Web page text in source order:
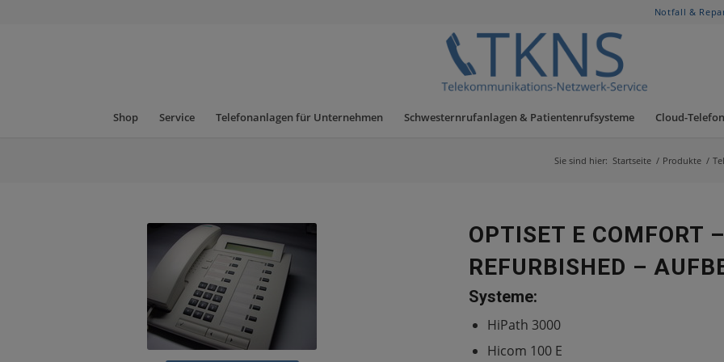
Notfall &
Shop Service Telefonanlagen für Unternehmen Schwesternrufanlagen & Patientenrufsysteme Cloud-
Sie sind hier: Startseite / Produkte /
OPTISET E COMFORT
REFURBISHED –
Systeme:
HiPath 3000
Hicom 100 E